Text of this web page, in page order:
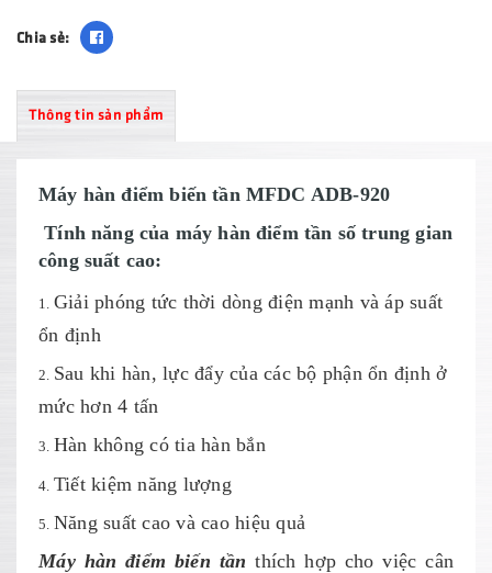
Chia sẻ:
Thông tin sản phẩm
Máy hàn điểm biến tần MFDC ADB-920
Tính năng của máy hàn điểm tần số trung gian
công suất cao:
Giải phóng tức thời dòng điện mạnh và áp suất
ổn định
Sau khi hàn, lực đẩy của các bộ phận ổn định ở
mức hơn 4 tấn
Hàn không có tia hàn bắn
Tiết kiệm năng lượng
Năng suất cao và cao hiệu quả
Máy hàn điểm biến tần thích hợp cho việc cân